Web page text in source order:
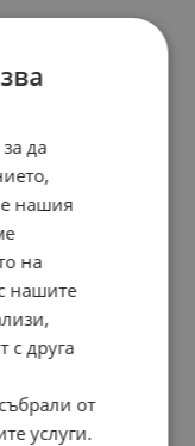
да
нашия
на
нашите
с друга
от
услуги.